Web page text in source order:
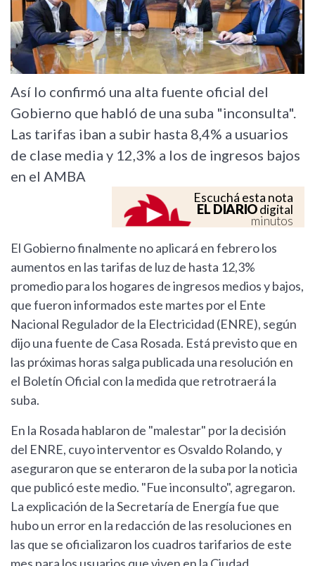
Así lo confirmó una alta fuente oficial del
Gobierno que habló de una suba "inconsulta".
Las tarifas iban a subir hasta 8,4% a usuarios
de clase media y 12,3% a los de ingresos bajos
en el AMBA
Escuchá esta nota
EL DIARIOdigital
minutos
El Gobierno finalmente no aplicará en febrero los
aumentos en las tarifas de luz de hasta 12,3%
promedio para los hogares de ingresos medios y bajos,
que fueron informados este martes por el Ente
Nacional Regulador de la Electricidad (ENRE), según
dijo una fuente de Casa Rosada. Está previsto que en
las próximas horas salga publicada una resolución en
el Boletín Oficial con la medida que retrotraerá la
suba.
En la Rosada hablaron de "malestar" por la decisión
del ENRE, cuyo interventor es Osvaldo Rolando, y
aseguraron que se enteraron de la suba por la noticia
que publicó este medio. "Fue inconsulto", agregaron.
La explicación de la Secretaría de Energía fue que
hubo un error en la redacción de las resoluciones en
las que se oficializaron los cuadros tarifarios de este